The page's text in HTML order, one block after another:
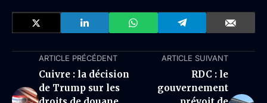
ARTICLE PRÉCÉDENT
Cuivre : la décision
de Trump sur les
ARTICLE SUIVANT
RDC : le
gouvernement